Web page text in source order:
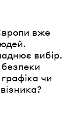
вже
вибір.
безпеки
чи